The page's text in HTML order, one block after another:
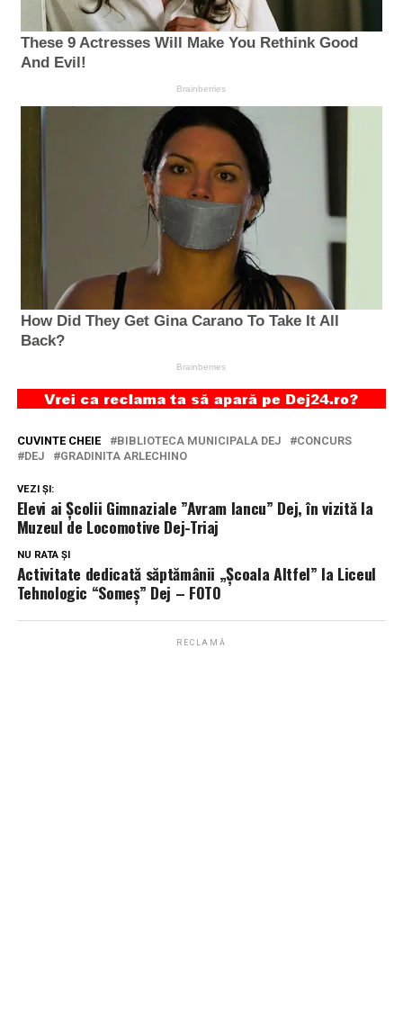
CUVINTE CHEIE BIBLIOTECA MUNICIPALA DEJ
CONCURS
DEJ
GRADINITA ARLECHINO
VEZI ȘI:
Elevi ai Școlii Gimnaziale ”Avram Iancu” Dej, în vizită la
Muzeul de Locomotive Dej-Triaj
NU RATA ȘI
Activitate dedicată săptămânii „Școala Altfel” la Liceul
Tehnologic “Someș” Dej – FOTO
RECLAMĂ